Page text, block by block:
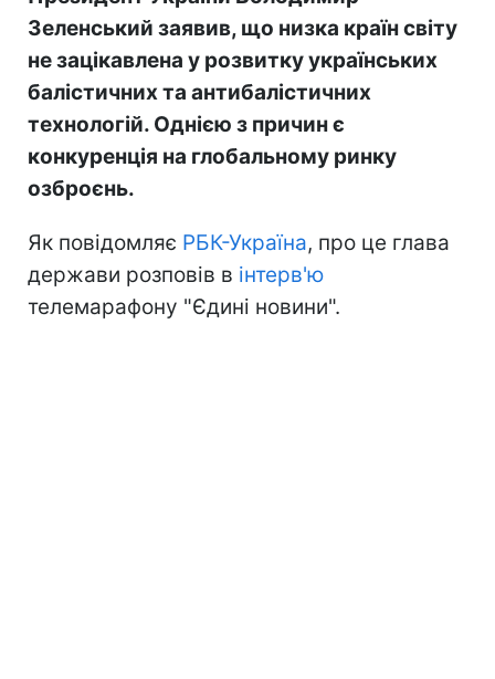
Зеленський заявив, що низка країн світу
не зацікавлена у розвитку українських
балістичних та антибалістичних
технологій. Однією з причин є
конкуренція на глобальному ринку
озброєнь.
Як повідомляє РБК-Україна, про це глава
держави розповів в інтерв'ю
телемарафону "Єдині новини".